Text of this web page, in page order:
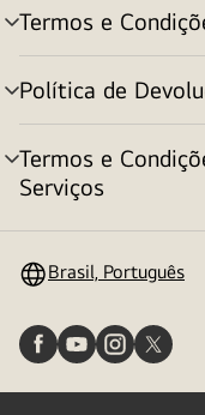
Termos e
alternar
menu
Política de
alternar
menu
Termos e
Serviços
alternar
Brasil, Português